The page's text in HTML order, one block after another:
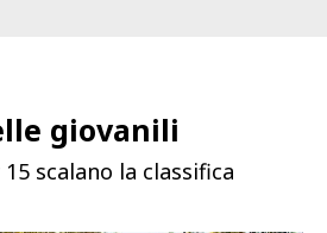
PROGRAM
STAGIONE
giovanili
scalano la classifica